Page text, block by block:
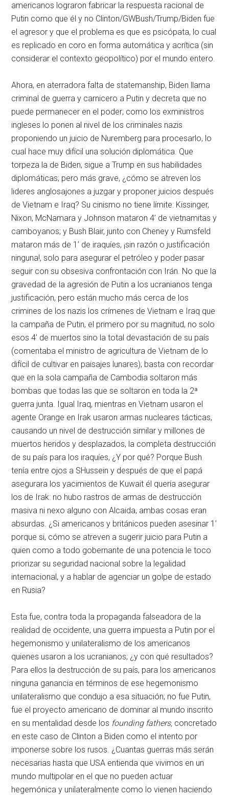
americanos lograron fabricar la respuesta racional de
Putin como que él y no Clinton/GWBush/Trump/Biden fue
el agresor y que el problema es que es psicópata, lo cual
es replicado en coro en forma automática y acrítica (sin
considerar el contexto geopolítico) por el mundo entero.
Ahora, en aterradora falta de statemanship, Biden llama
criminal de guerra y carnicero a Putin y decreta que no
puede permanecer en el poder; como los exministros
ingleses lo ponen al nivel de los criminales nazis
proponiendo un juicio de Nuremberg para procesarlo, lo
cual hace muy difícil una solución diplomática. Que
torpeza la de Biden, sigue a Trump en sus habilidades
diplomáticas; pero más grave, ¿cómo se atreven los
lideres anglosajones a juzgar y proponer juicios después
de Vietnam e Iraq? Su cinismo no tiene límite: Kissinger,
Nixon, McNamara y Johnson mataron 4’ de vietnamitas y
camboyanos; y Bush Blair, junto con Cheney y Rumsfeld
mataron más de 1’ de iraquíes, ¡sin razón o justificación
ninguna!, solo para asegurar el petróleo y poder pasar
seguir con su obsesiva confrontación con Irán. No que la
gravedad de la agresión de Putin a los ucranianos tenga
justificación, pero están mucho más cerca de los
crimines de los nazis los crímenes de Vietnam e Iraq que
la campaña de Putin, el primero por su magnitud, no solo
esos 4’ de muertos sino la total devastación de su país
(comentaba el ministro de agricultura de Vietnam de lo
difícil de cultivar en paisajes lunares); basta con recordar
que en la sola campaña de Cambodia soltaron más
bombas que todas las que se soltaron en toda la 2ª
guerra junta. Igual Iraq, mientras en Vietnam usaron el
agente Orange en Irak usaron armas nucleares tácticas,
causando un nivel de destrucción similar y millones de
muertos heridos y desplazados, la completa destrucción
de su país para los iraquíes, ¿Y por qué? Porque Bush
tenía entre ojos a SHussein y después de que el papá
asegurara los yacimientos de Kuwait él quería asegurar
los de Irak: no hubo rastros de armas de destrucción
masiva ni nexo alguno con Alcaida, ambas cosas eran
absurdas. ¿Si americanos y británicos pueden asesinar 1’
porque si, cómo se atreven a sugerir juicio para Putin a
quien como a todo gobernante de una potencia le toco
priorizar su seguridad nacional sobre la legalidad
internacional, y a hablar de agenciar un golpe de estado
en Rusia?
Esta fue, contra toda la propaganda falseadora de la
realidad de occidente, una guerra impuesta a Putin por el
hegemonismo y unilateralismo de los americanos
quienes usaron a los ucranianos; ¿y con qué resultados?
Para ellos la destrucción de su país, para los americanos
ninguna ganancia en términos de ese hegemonismo
unilateralismo que condujo a esa situación; no fue Putin,
fue el proyecto americano de dominar al mundo inscrito
en su mentalidad desde los founding fathers, concretado
en este caso de Clinton a Biden como el intento por
imponerse sobre los rusos. ¿Cuantas guerras más serán
necesarias hasta que USA entienda que vivimos en un
mundo multipolar en el que no pueden actuar
hegemónica y unilateralmente como lo vienen haciendo